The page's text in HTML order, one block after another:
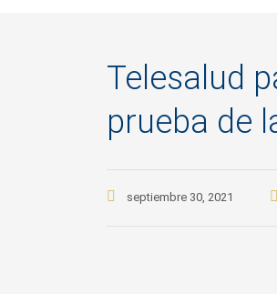
Telesalud
prueba de
septiembre 30, 2021